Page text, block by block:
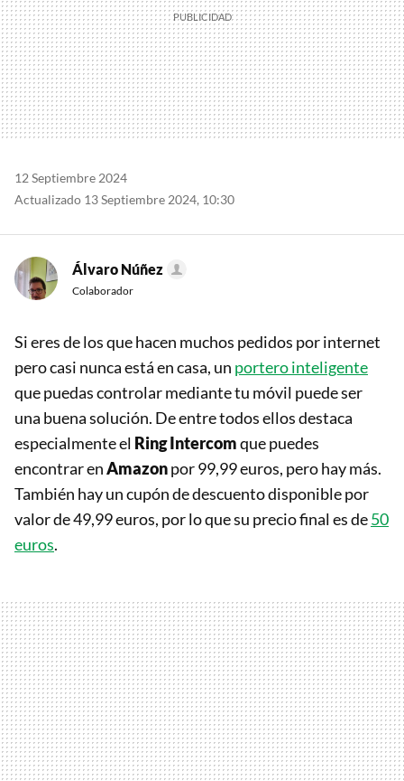
12 Septiembre 2024
Actualizado 13 Septiembre 2024, 10:30
Álvaro Núñez
Colaborador
Si eres de los que hacen muchos pedidos por internet
pero casi nunca está en casa, un portero inteligente
que puedas controlar mediante tu móvil puede ser
una buena solución. De entre todos ellos destaca
especialmente el Ring Intercomque puedes
encontrar enAmazonpor 99,99 euros, pero hay más.
También hay un cupón de descuento disponible por
valor de 49,99 euros, por lo que su precio final es de50
euros.